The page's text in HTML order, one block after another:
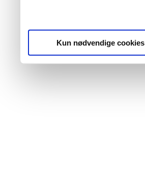
Kun nødvendige cookies